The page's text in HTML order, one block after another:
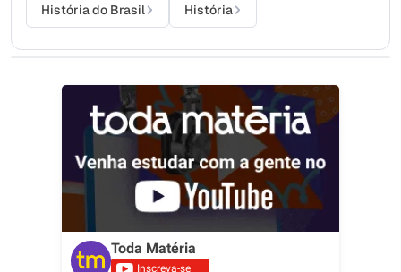
História do Brasil História
Toda Matéria
Inscreva-se